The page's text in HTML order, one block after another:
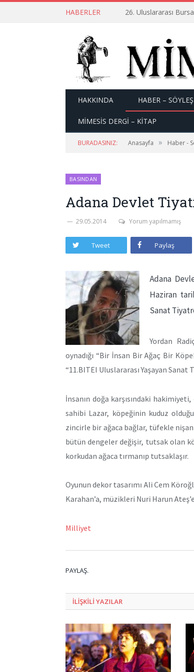
HABERLER 26. Uluslararası
HAKKINDA HABER –
MİMESİS DERGİ – KİTAP
BURADASINIZ: Anasayfa » Haber -
BASINDAN
Adana Devlet
29.05.2014 Yorum yapılmamış
Tweet Paylaş
Adana
Haziran
Sanat
Yordan
oynadığı “Bir İnsan Bir Ağaç Bir
“11.BITEI Uluslararası Yaşayan
İnsanın doğa karşısındaki
sahibi Lazar, köpeğinin kuduz
zincirle bir ağaca bağlar, tüfekle
bütün dengeler değişir, tutsak olan
korkudan ağaca tırmanıp tutsaklaşır.
Oyunun dekor tasarımı Ali Cem
Karahan’a, müzikleri Nuri Harun
Milliyet
PAYLAŞ.
ILIŞKILI YAZILAR